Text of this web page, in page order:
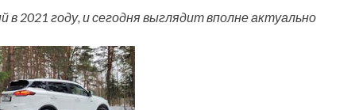
2021 году, и сегодня выглядит вполне актуально